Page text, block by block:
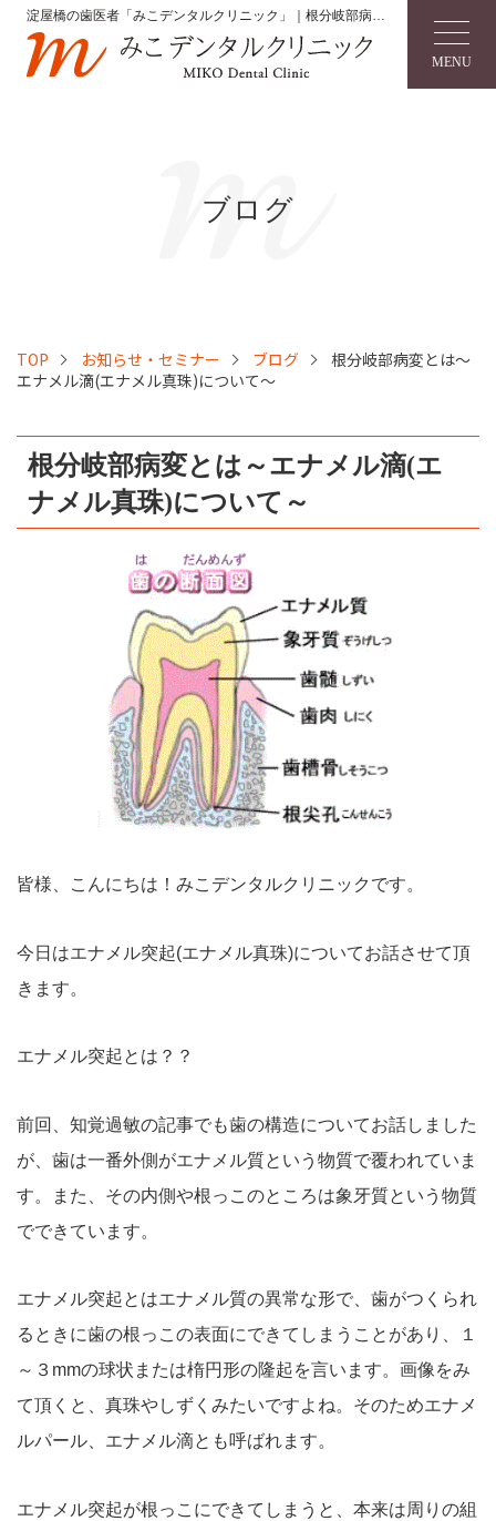
淀屋橋の歯医者「みこデンタルクリニック」｜根分岐部病変
とは～エナメル滴(エナメル真珠)について～
MENU
ブログ
TOP お知らせ・セミナー ブログ
根分岐部病変とは～
エナメル滴(エナメル真珠)について～
根分岐部病変とは～エナメル滴(エ
ナメル真珠)について～
皆様、こんにちは！みこデンタルクリニックです。
今日はエナメル突起(エナメル真珠)についてお話させて頂
きます。
エナメル突起とは？？
前回、知覚過敏の記事でも歯の構造についてお話しました
が、歯は一番外側がエナメル質という物質で覆われていま
す。また、その内側や根っこのところは象牙質という物質
でできています。
エナメル突起とはエナメル質の異常な形で、歯がつくられ
るときに歯の根っこの表面にできてしまうことがあり、１
～３mmの球状または楕円形の隆起を言います。画像をみ
て頂くと、真珠やしずくみたいですよね。そのためエナメ
ルパール、エナメル滴とも呼ばれます。
エナメル突起が根っこにできてしまうと、本来は周りの組